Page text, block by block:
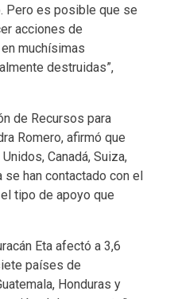
Pero es posible que se
acciones de
muchísimas
destruidas”,
de Recursos para
Romero, afirmó que
Canadá, Suiza,
se han contactado con el
tipo de apoyo que
Eta afectó a 3,6
países de
Honduras y